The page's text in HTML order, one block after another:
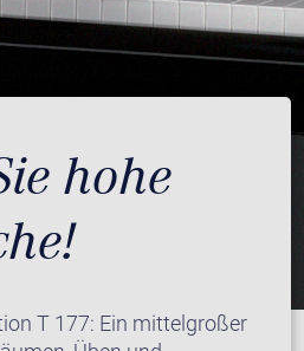
hohe
T 177: Ein mittelgroßer